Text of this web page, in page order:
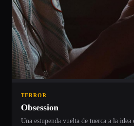
TERROR
Obsession
Una estupenda vuelta de tuerca a la